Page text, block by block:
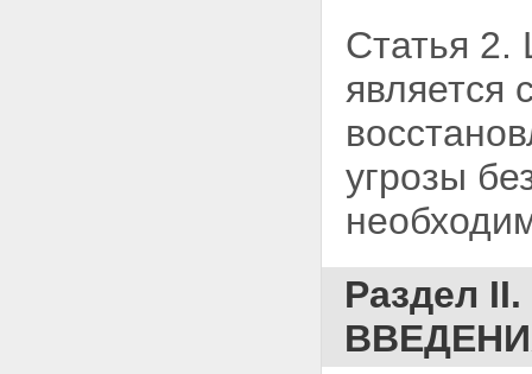
Статья 2.
является
угрозы
Раздел